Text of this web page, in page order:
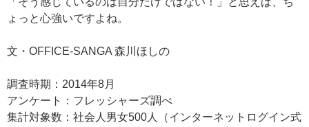
ょっと心強いですよね。
文・OFFICE-SANGA 森川ほしの
調査時期：2014年8月
アンケート：フレッシャーズ調べ
集計対象数：社会人男女500人（インターネットログイン式